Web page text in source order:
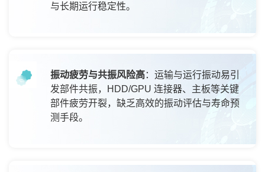
与长期运行稳定性。
振动疲劳与共振风险高：运输与运行振动易引
发部件共振，HDD/GPU 连接器、主板等关键
部件疲劳开裂，缺乏高效的振动评估与寿命预
测手段。